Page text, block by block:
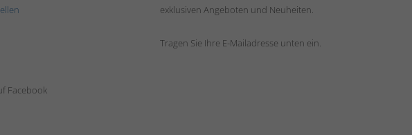
exklusiven Angeboten und Neuheiten.
Tragen Sie Ihre E-Mailadresse unten ein.
Facebook